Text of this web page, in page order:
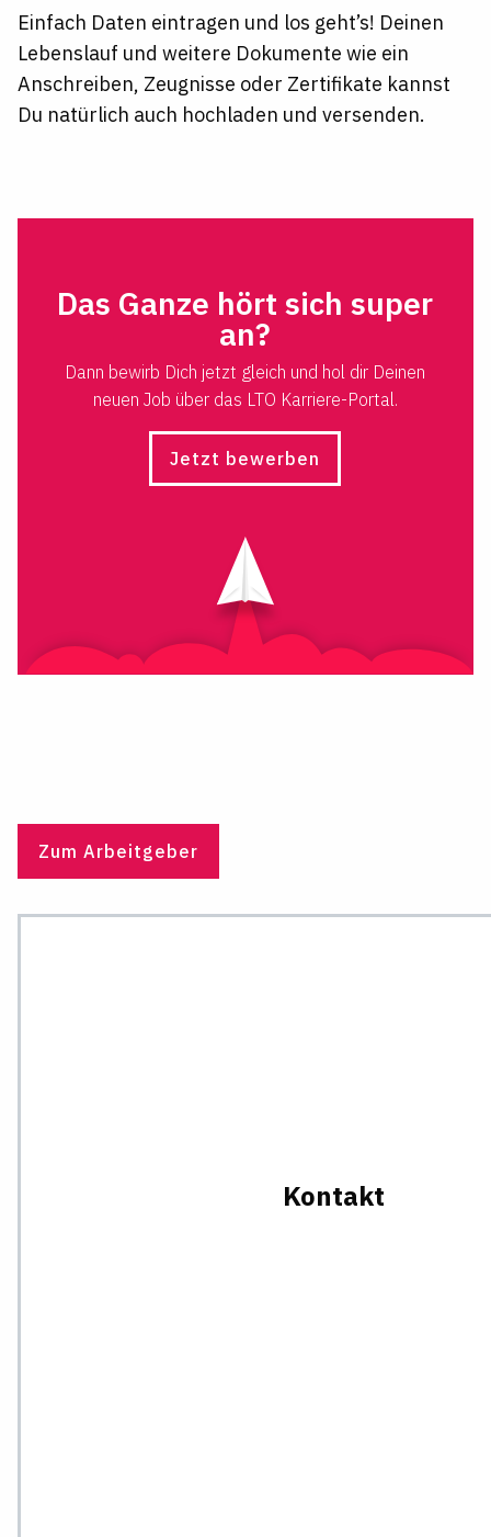
Zum Arbeitgeber
Kontakt
Einfach Daten eintragen und los geht’s! Deinen
Lebenslauf und weitere Dokumente wie ein
Anschreiben, Zeugnisse oder Zertifikate kannst
Du natürlich auch hochladen und versenden.
Das Ganze hört sich super
an?
Dann bewirb Dich jetzt gleich und hol dir Deinen
neuen Job über das LTO Karriere-Portal.
Jetzt bewerben